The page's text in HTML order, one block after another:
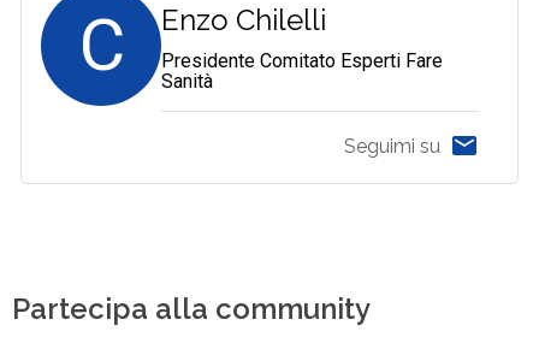
C Enzo Chilelli
Presidente Comitato Esperti Fare
Sanità
Seguimi su
Partecipa alla community